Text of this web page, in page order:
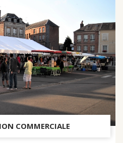
COMMERCIALE